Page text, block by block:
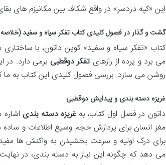
این «کپه دردسر» در واقع شکاف بین مکانیزم های
گشت و گذار در فصول کلیدی کتاب تفکر سیاه و سفید
کتاب «تفکر سیاه و سفید» کوین داتون، با
می برد و پرده از رازهای تفکر دوقطبی برمی دارد. در
روشن می سازد. بررسی فصول کلیدی این کتاب به ما
غریزه دسته بندی و پیدایش دوقطبی
داتون در فصل اول کتاب، بهغریزه دسته بندی
مغز انسان برای پردازش حجم وسیع اطلاعات و
برای درک اولیه و سرعت بخشیدن به واکنش ها
می دهد که چگونه این نیاز به دسته بندی، در